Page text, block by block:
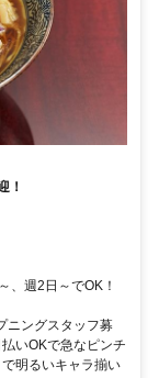
！
、週2日～でOK！
ニングスタッフ募
いOKで急なピンチ
明るいキャラ揃い